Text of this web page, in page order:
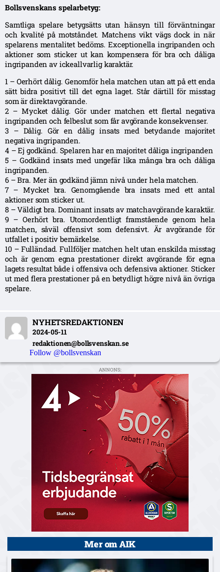
Bollsvenskans spelarbetyg:
Samtliga spelare betygsätts utan hänsyn till förväntningar
och kvalité på motståndet. Matchens vikt vägs dock in när
spelarens mentalitet bedöms. Exceptionella ingripanden och
aktioner som sticker ut kan kompensera för bra och dåliga
ingripanden av ickeallvarlig karaktär.
1 – Oerhört dålig. Genomför hela matchen utan att på ett enda
sätt bidra positivt till det egna laget. Står därtill för misstag
som är direktavgörande.
2 – Mycket dålig. Gör under matchen ett flertal negativa
ingripanden och felbeslut som får avgörande konsekvenser.
3 – Dålig. Gör en dålig insats med betydande majoritet
negativa ingripanden.
4 – Ej godkänd. Spelaren har en majoritet dåliga ingripanden
5 – Godkänd insats med ungefär lika många bra och dåliga
ingripanden.
6 – Bra. Mer än godkänd jämn nivå under hela matchen.
7 – Mycket bra. Genomgående bra insats med ett antal
aktioner som sticker ut.
8 – Väldigt bra. Dominant insats av matchavgörande karaktär.
9 – Oerhört bra. Utomordentligt framstående genom hela
matchen, såväl offensivt som defensivt. Är avgörande för
utfallet i positiv bemärkelse.
10 – Fulländad. Fullföljer matchen helt utan enskilda misstag
och är genom egna prestationer direkt avgörande för egna
lagets resultat både i offensiva och defensiva aktioner. Sticker
ut med flera prestationer på en betydligt högre nivå än övriga
spelare.
NYHETSREDAKTIONEN
2024-05-11
redaktionen@bollsvenskan.se
Follow @bollsvenskan
ANNONS:
Mer om AIK